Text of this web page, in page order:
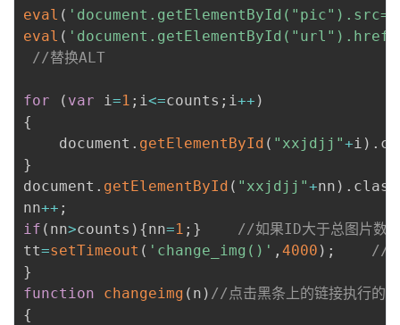
eval (
eval (
//替换ALT
for ( var i=1 ; i<=counts ; i++ )
{
    document
. getElementById ( "xxjdjj"+i ) .
}
document . getElementById ( "xxjdjj"+nn ) .
nn++ ;
if ( nn>counts ) {nn=1 ; }
//如果ID大于总图片数
tt=setTimeout ( 'change_img()' , 4000 ) ;
//
}
function
changeimg ( n ) //点击黑条上的链接执行的
{